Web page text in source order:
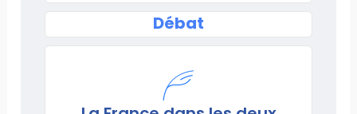
Débat